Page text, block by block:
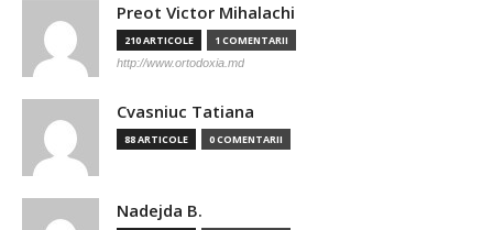
Preot Victor Mihalachi
210 ARTICOLE 1 COMENTARII
http://www.ortodoxia.md
Cvasniuc Tatiana
88 ARTICOLE 0 COMENTARII
Nadejda B.